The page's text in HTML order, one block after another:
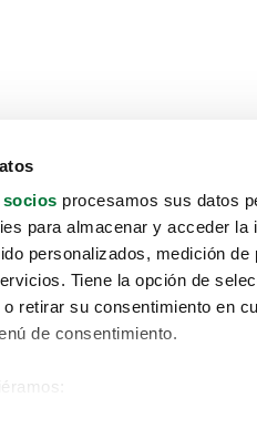
socios procesamos sus datos
para almacenar y acceder
personalizados, medición
Tiene la opción de
retirar su consentimiento en
de consentimiento.